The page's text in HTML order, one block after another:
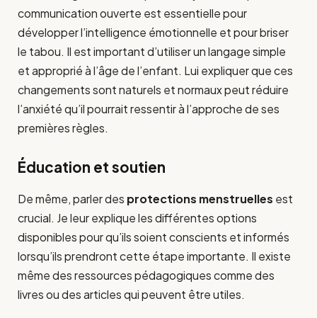
communication ouverte est essentielle pour
développer l’intelligence émotionnelle et pour briser
le tabou. Il est important d’utiliser un langage simple
et approprié à l’âge de l’enfant. Lui expliquer que ces
changements sont naturels et normaux peut réduire
l’anxiété qu’il pourrait ressentir à l’approche de ses
premières règles.
Éducation et soutien
De même, parler des protections menstruelles est
crucial. Je leur explique les différentes options
disponibles pour qu’ils soient conscients et informés
lorsqu’ils prendront cette étape importante. Il existe
même des ressources pédagogiques comme des
livres ou des articles qui peuvent être utiles.